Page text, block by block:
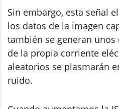
Sin embargo, esta señal
los datos de la imagen
también se generan
de la propia corriente
aleatorios se plasmarán
ruido.